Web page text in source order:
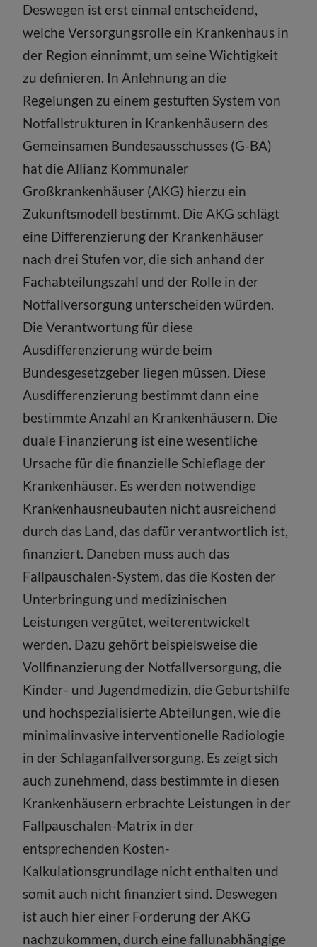
Deswegen ist erst einmal entscheidend,
welche Versorgungsrolle ein Krankenhaus in
der Region einnimmt, um seine Wichtigkeit
zu definieren. In Anlehnung an die
Regelungen zu einem gestuften System von
Notfallstrukturen in Krankenhäusern des
Gemeinsamen Bundesausschusses (G-BA)
hat die Allianz Kommunaler
Großkrankenhäuser (AKG) hierzu ein
Zukunftsmodell bestimmt. Die AKG schlägt
eine Differenzierung der Krankenhäuser
nach drei Stufen vor, die sich anhand der
Fachabteilungszahl und der Rolle in der
Notfallversorgung unterscheiden würden.
Die Verantwortung für diese
Ausdifferenzierung würde beim
Bundesgesetzgeber liegen müssen. Diese
Ausdifferenzierung bestimmt dann eine
bestimmte Anzahl an Krankenhäusern. Die
duale Finanzierung ist eine wesentliche
Ursache für die finanzielle Schieflage der
Krankenhäuser. Es werden notwendige
Krankenhausneubauten nicht ausreichend
durch das Land, das dafür verantwortlich ist,
finanziert. Daneben muss auch das
Fallpauschalen-System, das die Kosten der
Unterbringung und medizinischen
Leistungen vergütet, weiterentwickelt
werden. Dazu gehört beispielsweise die
Vollfinanzierung der Notfallversorgung, die
Kinder- und Jugendmedizin, die Geburtshilfe
und hochspezialisierte Abteilungen, wie die
minimalinvasive interventionelle Radiologie
in der Schlaganfallversorgung. Es zeigt sich
auch zunehmend, dass bestimmte in diesen
Krankenhäusern erbrachte Leistungen in der
Fallpauschalen-Matrix in der
entsprechenden Kosten-
Kalkulationsgrundlage nicht enthalten und
somit auch nicht finanziert sind. Deswegen
ist auch hier einer Forderung der AKG
nachzukommen, durch eine fallunabhängige